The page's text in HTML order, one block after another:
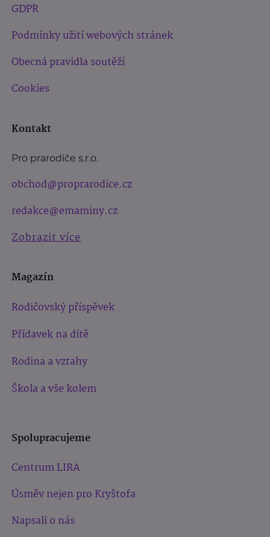
GDPR
Podmínky užití webových stránek
Obecná pravidla soutěží
Cookies
Kontakt
Pro prarodiče s.r.o.
obchod@proprarodice.cz
redakce@emaminy.cz
Zobrazit více
Magazín
Rodičovský příspěvek
Přídavek na dítě
Rodina a vztahy
Škola a vše kolem
Spolupracujeme
Centrum LIRA
Úsměv nejen pro Kryštofa
Napsali o nás